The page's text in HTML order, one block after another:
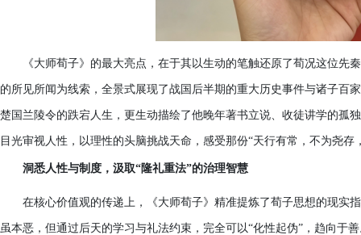
《大师荀子》的最大亮点，在于其以生动的笔触还原了荀况这位
的所见所闻为线索，全景式展现了战国后半期的重大历史事件与诸子百
楚国兰陵令的跌宕人生，更生动描绘了他晚年著书立说、收徒讲学的孤
目光审视人性，以理性的头脑挑战天命，感受那份“天行有常，不为尧存
洞悉人性与制度，汲取“隆礼重法”的治理智慧
在核心价值观的传递上，《大师荀子》精准提炼了荀子思想的现实
虽本恶，但通过后天的学习与礼法约束，完全可以“化性起伪”，趋向